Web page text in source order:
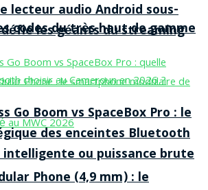
codes du très haut de gamme
Phone (4,9 mm) : le
lecteur audio Android sous-
les géants du streaming
Go Boom vs SpaceBox Pro : le
des enceintes Bluetooth
ou puissance brute